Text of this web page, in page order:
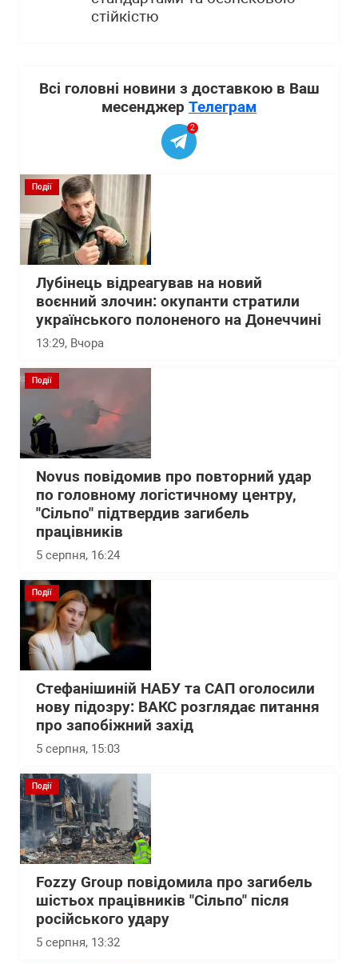
стійкістю
Всі головні новини з доставкою в Ваш
месенджер Телеграм
2
Події
Лубінець відреагував на новий
воєнний злочин: окупанти стратили
українського полоненого на Донеччині
13:29, Вчора
Події
Novus повідомив про повторний удар
по головному логістичному центру,
"Сільпо" підтвердив загибель
працівників
5 серпня, 16:24
Події
Стефанішиній НАБУ та САП оголосили
нову підозру: ВАКС розглядає питання
про запобіжний захід
5 серпня, 15:03
Події
Fozzy Group повідомила про загибель
шістьох працівників "Сільпо" після
російського удару
5 серпня, 13:32